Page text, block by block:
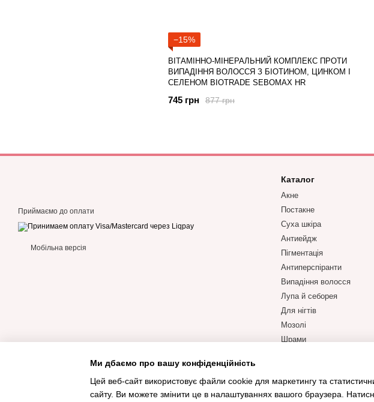
−15%
ВІТАМІННО-МІНЕРАЛЬНИЙ КОМПЛЕКС ПРОТИ
ВИПАДІННЯ ВОЛОССЯ З БІОТИНОМ, ЦИНКОМ І
СЕЛЕНОМ BIOTRADE SEBOMAX HR
877 грн
745 грн
Приймаємо до оплати
Мобільна версія
Каталог
Акне
Постакне
Суха шкіра
Антиейдж
Пігментація
Антиперспіранти
Випадіння волосся
Лупа й себорея
Для нігтів
Мозолі
Шрами
Подарункові сертифікати
Ми дбаємо про вашу конфіденційність
Цей веб-сайт використовує файли cookie для маркетингу та
сайту. Ви можете змінити це в налаштуваннях вашого браузера.